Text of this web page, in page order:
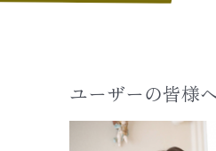
ユーザーの皆様